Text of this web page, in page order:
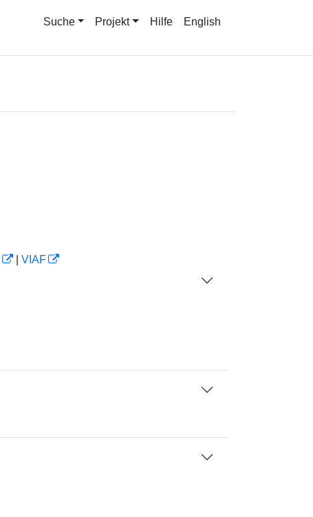
Suche Projekt Hilfe English
VIAF